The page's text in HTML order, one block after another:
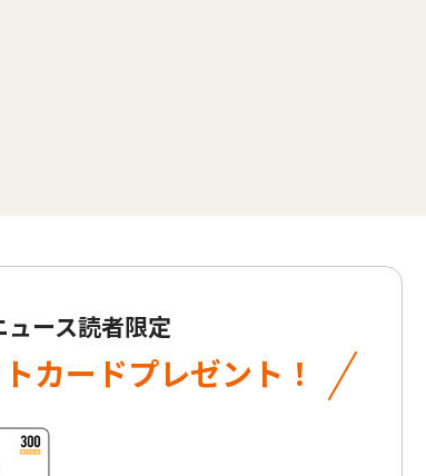
ュース読者限定
カードプレゼント！